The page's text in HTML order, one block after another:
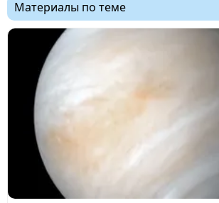
Материалы по теме